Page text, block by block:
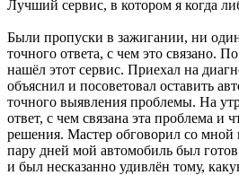
Лучший сервис, в котором я когда
Были пропуски в зажигании, ни
точного ответа, с чем это связано.
нашёл этот сервис. Приехал на
объяснил и посоветовал оставить
точного выявления проблемы. На
ответ, с чем связана эта проблема и
решения. Мастер обговорил со мной
пару дней мой автомобиль был
и был несказанно удивлён тому,